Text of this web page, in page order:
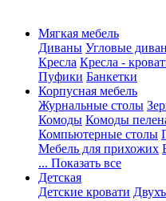
Мягкая мебель
Диваны Угловые
Кресла Кресла -
Пуфики Банкетки
Корпусная мебель
Журнальные столы
Комоды Комоды
Компьютерные столы
Мебель для прихожих
... Показать все
Детская
Детские кровати